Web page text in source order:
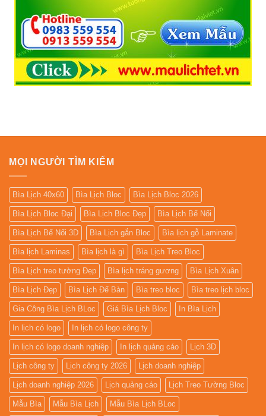
MỌI NGƯỜI TÌM KIẾM
Bìa Lịch 40x60 Bìa Lịch Bloc Bìa Lịch Bloc 2026
Bìa Lịch Bloc Đại Bìa Lịch Bloc Đẹp Bìa Lịch Bế Nổi
Bìa Lịch Bế Nổi 3D Bìa Lịch gắn Bloc Bìa lịch gỗ Laminate
Bìa lịch Laminas Bìa lịch là gì Bìa Lịch Treo Bloc
Bìa Lịch treo tường Đẹp Bìa lịch tráng gương Bìa Lịch Xuân
Bìa Lịch Đẹp Bìa Lịch Để Bàn Bìa treo bloc Bìa treo lịch bloc
Gia Công Bìa Lịch BLoc Giá Bìa Lịch Bloc In Bìa Lịch
In lịch có logo In lịch có logo công ty
In lịch có logo doanh nghiệp In lịch quảng cáo Lịch 3D
Lịch công ty Lịch công ty 2026 Lịch doanh nghiệp
Lịch doanh nghiệp 2026 Lịch quảng cáo Lịch Treo Tường Bloc
Mẫu Bìa Mẫu Bìa Lịch Mẫu Bìa Lịch BLoc